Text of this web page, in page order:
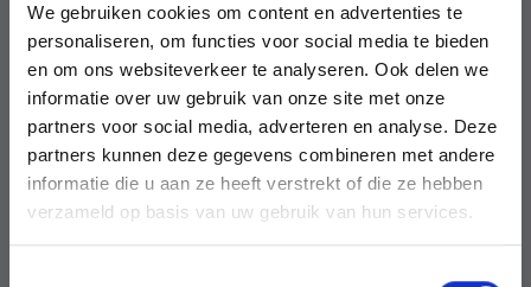
We gebruiken cookies om content en advertenties te
personaliseren, om functies voor social media te bieden
en om ons websiteverkeer te analyseren. Ook delen we
informatie over uw gebruik van onze site met onze
partners voor social media, adverteren en analyse. Deze
partners kunnen deze gegevens combineren met andere
informatie die u aan ze heeft verstrekt of die ze hebben
verzameld op basis van uw gebruik van hun services.
een Gratis inventarisatie op locatie in enkele
dagen.
STAP 3